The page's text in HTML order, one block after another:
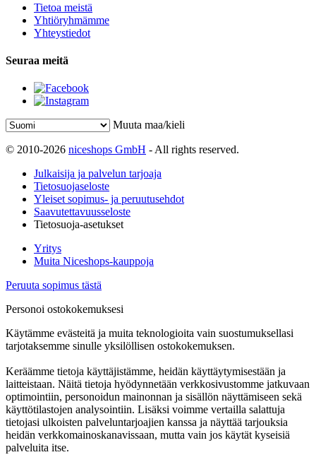
Tietoa meistä
Yhtiöryhmämme
Yhteystiedot
Seuraa meitä
Muuta maa/kieli
© 2010-2026 niceshops GmbH - All rights reserved.
Julkaisija ja palvelun tarjoaja
Tietosuojaseloste
Yleiset sopimus- ja peruutusehdot
Saavutettavuusseloste
Tietosuoja-asetukset
Yritys
Muita Niceshops-kauppoja
Peruuta sopimus tästä
Personoi ostokokemuksesi
Käytämme evästeitä ja muita teknologioita vain suostumuksellasi
tarjotaksemme sinulle yksilöllisen ostokokemuksen.
Keräämme tietoja käyttäjistämme, heidän käyttäytymisestään ja
laitteistaan. Näitä tietoja hyödynnetään verkkosivustomme jatkuvaan
optimointiin, personoidun mainonnan ja sisällön näyttämiseen sekä
käyttötilastojen analysointiin. Lisäksi voimme vertailla salattuja
tietojasi ulkoisten palveluntarjoajien kanssa ja näyttää tarjouksia
heidän verkkomainoskanavissaan, mutta vain jos käytät kyseisiä
palveluita itse.